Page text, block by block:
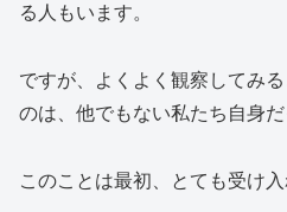
る人もいます。
ですが、よくよく観察してみ
のは、他でもない私たち自身だ
このことは最初、とても受け入